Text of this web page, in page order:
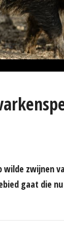
zwijnen
gaat die